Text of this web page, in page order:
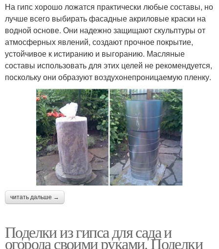
На гипс хорошо ложатся практически любые составы, но
лучше всего выбирать фасадные акриловые краски на
водной основе. Они надежно защищают скульптуры от
атмосферных явлений, создают прочное покрытие,
устойчивое к истиранию и выгоранию. Масляные
составы использовать для этих целей не рекомендуется,
поскольку они образуют воздухонепроницаемую пленку.
читать дальше →
Поделки из гипса для сада и
огорода своими руками. Поделки